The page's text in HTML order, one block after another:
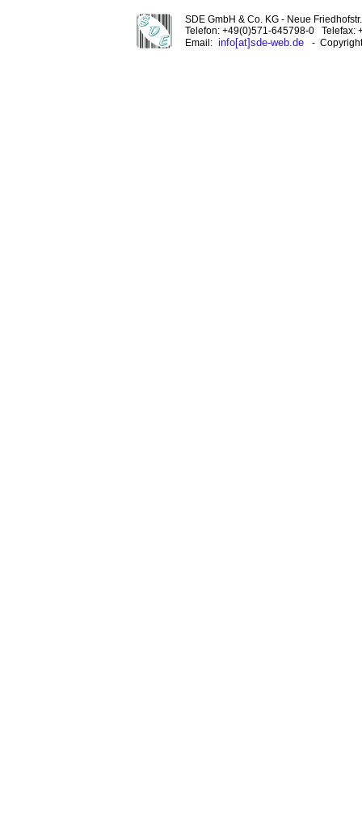
SDE GmbH & Co. KG - Neue
Telefon: +49(0)571-645798-0 Telefax:
Email: info[at]sde-web.de -